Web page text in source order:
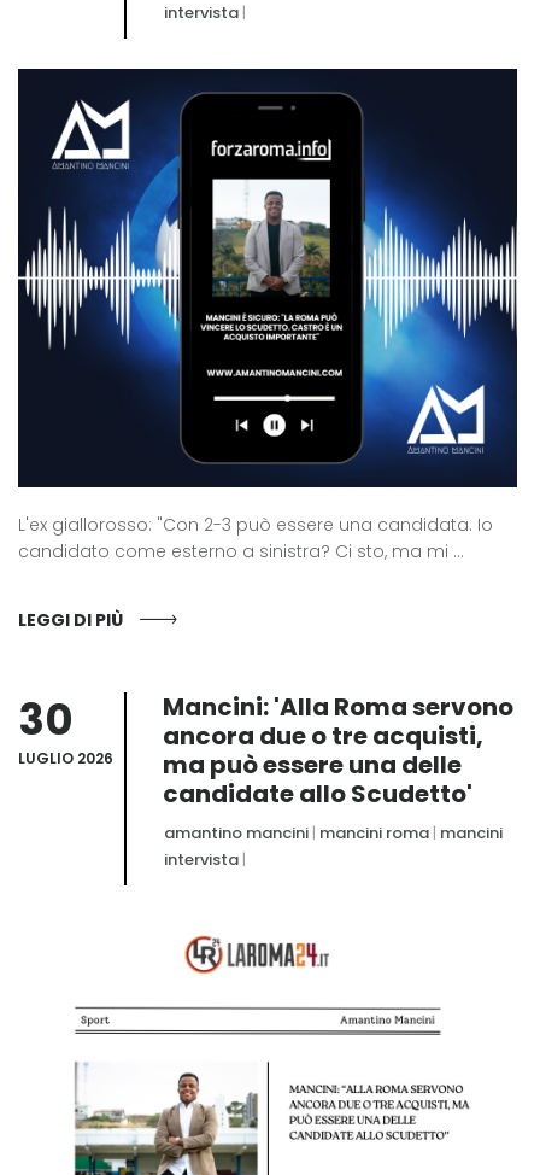
intervista |
L'ex giallorosso: "Con 2-3 può essere una candidata. Io
candidato come esterno a sinistra? Ci sto, ma mi ...
LEGGI DI PIÙ
30
LUGLIO 2026
Mancini: 'Alla Roma servono
ancora due o tre acquisti,
ma può essere una delle
candidate allo Scudetto'
amantino mancini | mancini roma | mancini
intervista |